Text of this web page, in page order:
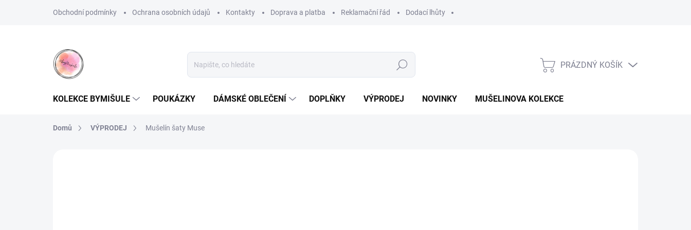
Obchodní podmínky Ochrana osobních údajů Kontakty Doprava a platba Reklamační řád Dodací lhůty
Hledat
NÁKUPNÍ
PRÁZDNÝ KOŠÍK
KOLEKCE BYMIŠULE POUKÁZKY DÁMSKÉ OBLEČENÍ DOPLŇKY VÝPRODEJ NOVINKY MUŠELINOVA KOLEKCE
Domů VÝPRODEJ Mušelín šaty Muse